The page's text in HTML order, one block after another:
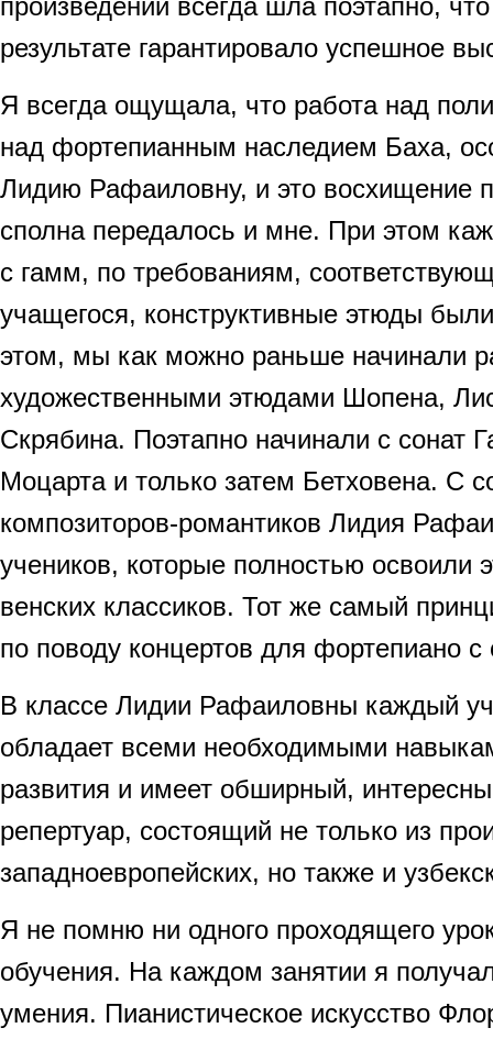
произведений всегда шла поэтапно,
результате гарантировало успешное
Я всегда ощущала, что работа над
над фортепианным наследием Баха,
Лидию Рафаиловну, и это восхищение
сполна передалось и мне. При этом
с гамм, по требованиям,
учащегося, конструктивные этюды
этом, мы как можно раньше начинали
художественными этюдами Шопена,
Скрябина. Поэтапно начинали с сонат
Моцарта и только затем Бетховена. С
композиторов-романтиков Лидия
учеников, которые полностью освоили
венских классиков. Тот же самый
по поводу концертов для фортепиано с
В классе Лидии Рафаиловны каждый
обладает всеми необходимыми
развития и имеет обширный,
репертуар, состоящий не только из
западноевропейских, но также и
Я не помню ни одного проходящего
обучения. На каждом занятии я
умения. Пианистическое искусство